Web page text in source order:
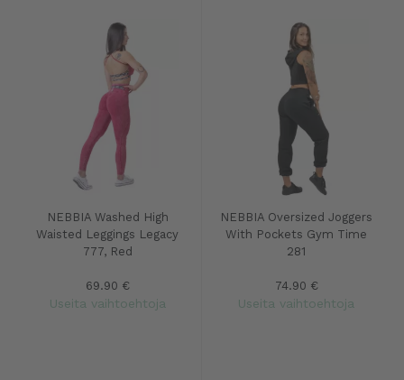
NEBBIA Washed High
Waisted Leggings Legacy
777, Red
69.90 €
Useita vaihtoehtoja
NEBBIA Oversized Joggers
With Pockets Gym Time
281
74.90 €
Useita vaihtoehtoja